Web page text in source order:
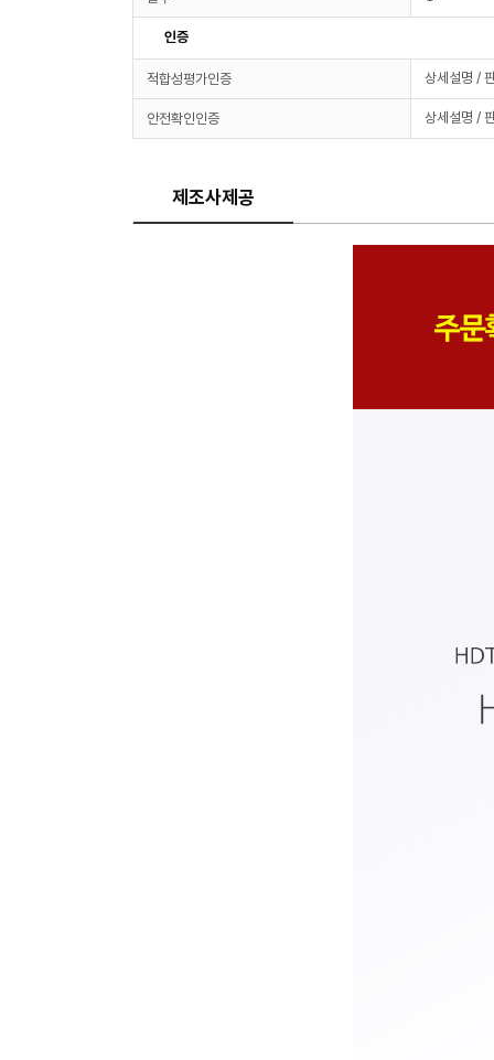
인증
적합성평가인증 상세설명 /
안전확인인증 상세설명 /
제조사제공